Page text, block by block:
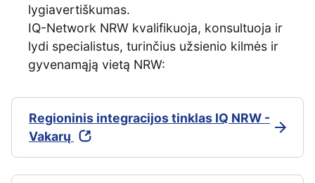
lygiavertiškumas.
IQ-Network NRW kvalifikuoja, konsultuoja ir
lydi specialistus, turinčius užsienio kilmės ir
gyvenamąją vietą NRW:
Regioninis integracijos tinklas IQ NRW -
Vakarų